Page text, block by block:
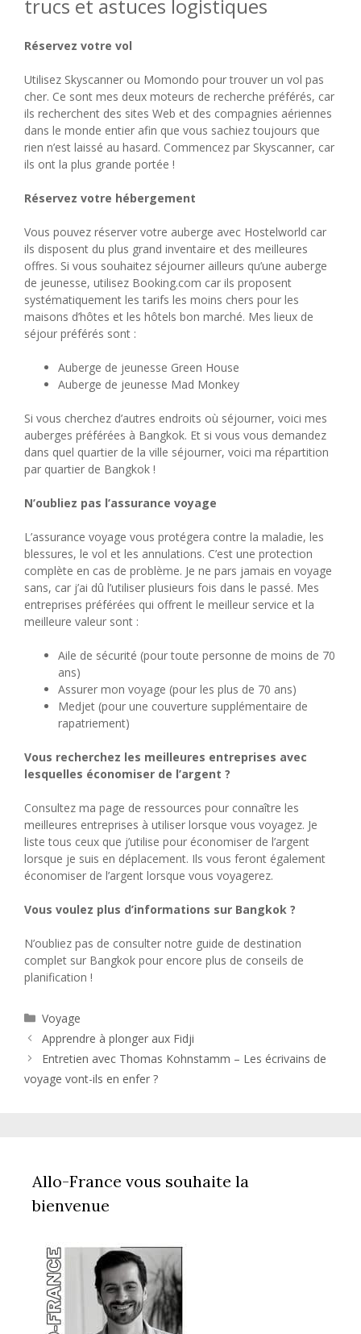
trucs et astuces logistiques
Réservez votre vol
Utilisez Skyscanner ou Momondo pour trouver un vol pas
cher. Ce sont mes deux moteurs de recherche préférés, car
ils recherchent des sites Web et des compagnies aériennes
dans le monde entier afin que vous sachiez toujours que
rien n’est laissé au hasard. Commencez par Skyscanner, car
ils ont la plus grande portée !
Réservez votre hébergement
Vous pouvez réserver votre auberge avec Hostelworld car
ils disposent du plus grand inventaire et des meilleures
offres. Si vous souhaitez séjourner ailleurs qu’une auberge
de jeunesse, utilisez Booking.com car ils proposent
systématiquement les tarifs les moins chers pour les
maisons d’hôtes et les hôtels bon marché. Mes lieux de
séjour préférés sont :
Auberge de jeunesse Green House
Auberge de jeunesse Mad Monkey
Si vous cherchez d’autres endroits où séjourner, voici mes
auberges préférées à Bangkok. Et si vous vous demandez
dans quel quartier de la ville séjourner, voici ma répartition
par quartier de Bangkok !
N’oubliez pas l’assurance voyage
L’assurance voyage vous protégera contre la maladie, les
blessures, le vol et les annulations. C’est une protection
complète en cas de problème. Je ne pars jamais en voyage
sans, car j’ai dû l’utiliser plusieurs fois dans le passé. Mes
entreprises préférées qui offrent le meilleur service et la
meilleure valeur sont :
Aile de sécurité (pour toute personne de moins de 70
ans)
Assurer mon voyage (pour les plus de 70 ans)
Medjet (pour une couverture supplémentaire de
rapatriement)
Vous recherchez les meilleures entreprises avec
lesquelles économiser de l’argent ?
Consultez ma page de ressources pour connaître les
meilleures entreprises à utiliser lorsque vous voyagez. Je
liste tous ceux que j’utilise pour économiser de l’argent
lorsque je suis en déplacement. Ils vous feront également
économiser de l’argent lorsque vous voyagerez.
Vous voulez plus d’informations sur Bangkok ?
N’oubliez pas de consulter notre guide de destination
complet sur Bangkok pour encore plus de conseils de
planification !
Catégories
Voyage
Apprendre à plonger aux Fidji
Entretien avec Thomas Kohnstamm – Les écrivains de
voyage vont-ils en enfer ?
Allo-France vous souhaite la
bienvenue